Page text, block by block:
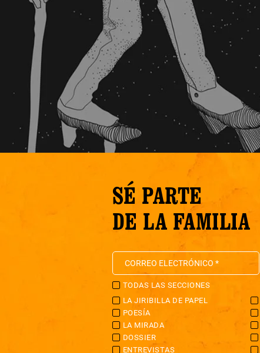
SÉ PARTE
DE LA FAMILIA
TODAS LAS SECCIONES
LA JIRIBILLA DE PAPEL
POESÍA
LA MIRADA
DOSSIER
ENTREVISTAS